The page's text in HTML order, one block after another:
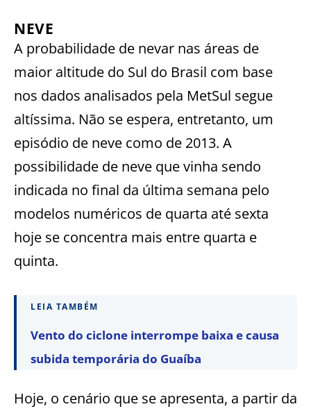
NEVE
A probabilidade de nevar nas áreas de
maior altitude do Sul do Brasil com base
nos dados analisados pela MetSul segue
altíssima. Não se espera, entretanto, um
episódio de neve como de 2013. A
possibilidade de neve que vinha sendo
indicada no final da última semana pelo
modelos numéricos de quarta até sexta
hoje se concentra mais entre quarta e
quinta.
LEIA TAMBÉM
Vento do ciclone interrompe baixa e causa
subida temporária do Guaíba
Hoje, o cenário que se apresenta, a partir da